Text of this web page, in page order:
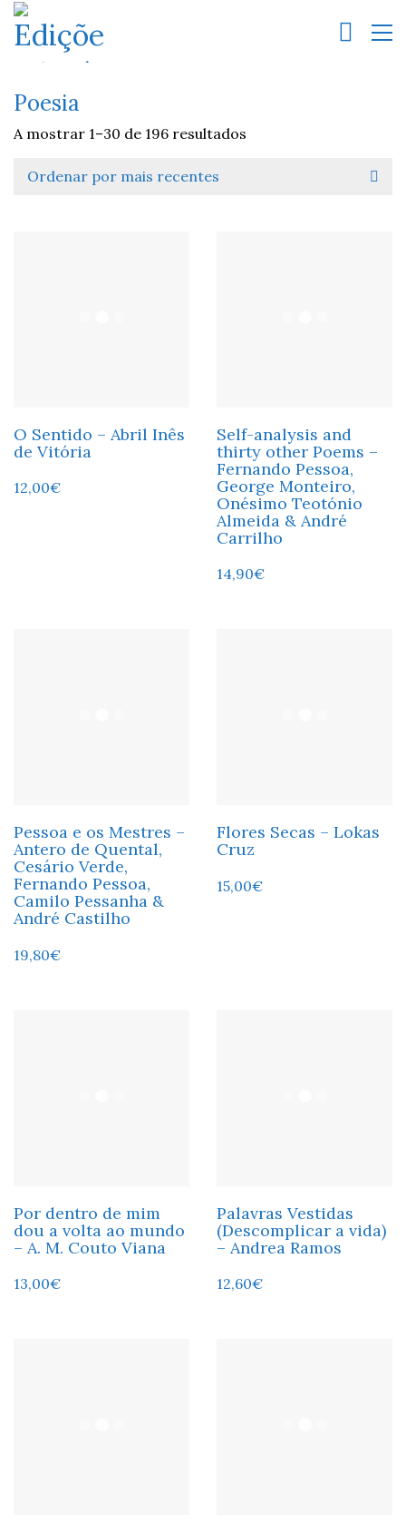
Poesia
A mostrar 1–30 de 196 resultados
Ordenar por mais recentes
O Sentido – Abril Inês
de Vitória
12,00€
Self-analysis and
thirty other Poems –
Fernando Pessoa,
George Monteiro,
Onésimo Teotónio
Almeida & André
Carrilho
14,90€
Pessoa e os Mestres –
Antero de Quental,
Cesário Verde,
Fernando Pessoa,
Camilo Pessanha &
André Castilho
19,80€
Flores Secas – Lokas
Cruz
15,00€
Por dentro de mim
dou a volta ao mundo
– A. M. Couto Viana
13,00€
Palavras Vestidas
(Descomplicar a vida)
– Andrea Ramos
12,60€